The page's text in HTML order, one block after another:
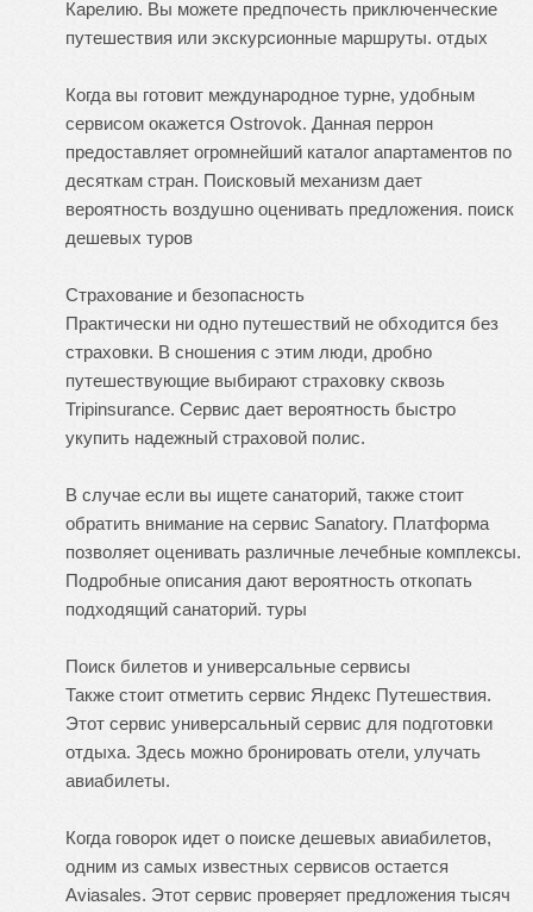
Карелию. Вы можете предпочесть приключенческие
путешествия или экскурсионные маршруты. отдых
Когда вы готовит международное турне, удобным
сервисом окажется Ostrovok. Данная перрон
предоставляет огромнейший каталог апартаментов по
десяткам стран. Поисковый механизм дает
вероятность воздушно оценивать предложения. поиск
дешевых туров
Страхование и безопасность
Практически ни одно путешествий не обходится без
страховки. В сношения с этим люди, дробно
путешествующие выбирают страховку сквозь
Tripinsurance. Сервис дает вероятность быстро
укупить надежный страховой полис.
В случае если вы ищете санаторий, также стоит
обратить внимание на сервис Sanatory. Платформа
позволяет оценивать различные лечебные комплексы.
Подробные описания дают вероятность откопать
подходящий санаторий. туры
Поиск билетов и универсальные сервисы
Также стоит отметить сервис Яндекс Путешествия.
Этот сервис универсальный сервис для подготовки
отдыха. Здесь можно бронировать отели, улучать
авиабилеты.
Когда говорок идет о поиске дешевых авиабилетов,
одним из самых известных сервисов остается
Aviasales. Этот сервис проверяет предложения тысяч